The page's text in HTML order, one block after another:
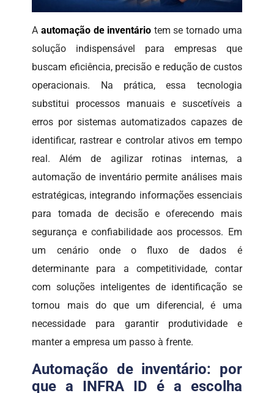
Aautomação de inventário tem se tornado uma
solução indispensável para empresas que
buscam eficiência, precisão e redução de custos
operacionais. Na prática, essa tecnologia
substitui processos manuais e suscetíveis a
erros por sistemas automatizados capazes de
identificar, rastrear e controlar ativos em tempo
real. Além de agilizar rotinas internas, a
automação de inventário permite análises mais
estratégicas, integrando informações essenciais
para tomada de decisão e oferecendo mais
segurança e confiabilidade aos processos. Em
um cenário onde o fluxo de dados é
determinante para a competitividade, contar
com soluções inteligentes de identificação se
tornou mais do que um diferencial, é uma
necessidade para garantir produtividade e
manter a empresa um passo à frente.
Automação de inventário: por
que a INFRA ID é a escolha